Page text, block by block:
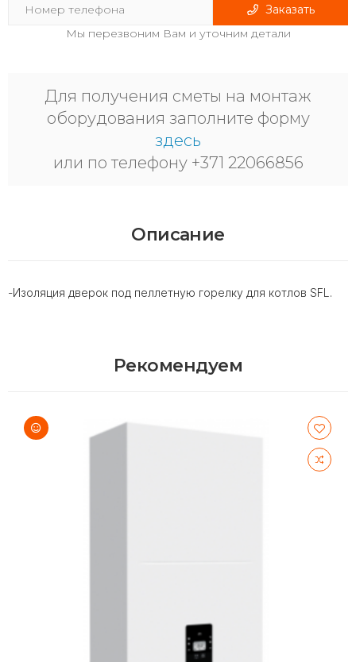
Заказать
Мы перезвоним Вам и уточним детали
Для получения сметы на монтаж
оборудования заполните форму
здесь
или по телефону +371 22066856
Описание
-Изоляция дверок под пеллетную горелку для котлов SFL.
Рекомендуем